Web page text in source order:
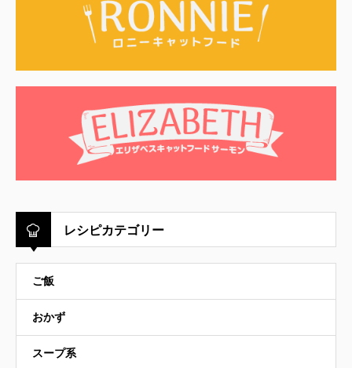
レシピカテゴリー
ご飯
おかず
スープ系